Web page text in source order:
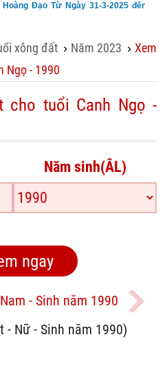
Đạo Từ Ngày 31-3-2025 đến
xông đất › Năm 2023 ›Xem
Ngọ - 1990
cho tuổi Canh Ngọ -
Năm sinh(ÂL)
- Sinh năm 1990
- Nữ - Sinh năm 1990)